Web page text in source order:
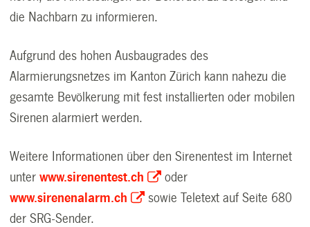
die Nachbarn zu informieren.
Aufgrund des hohen Ausbaugrades des
Alarmierungsnetzes im Kanton Zürich kann nahezu die
gesamte Bevölkerung mit fest installierten oder mobilen
Sirenen alarmiert werden.
Weitere Informationen über den Sirenentest im Internet
unterwww.sirenentest.ch
oder
www.sirenenalarm.ch
sowie Teletext auf Seite 680
der SRG-Sender.